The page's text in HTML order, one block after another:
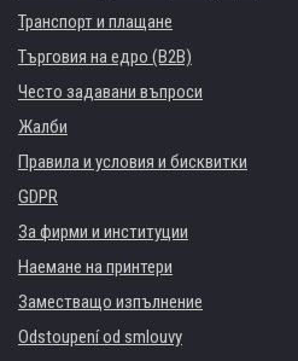
Транспорт и плащане
Търговия на едро (B2B)
Често задавани въпроси
Жалби
Правила и условия и бисквитки
GDPR
За фирми и институции
Наемане на принтери
Заместващо изпълнение
Odstoupení od smlouvy